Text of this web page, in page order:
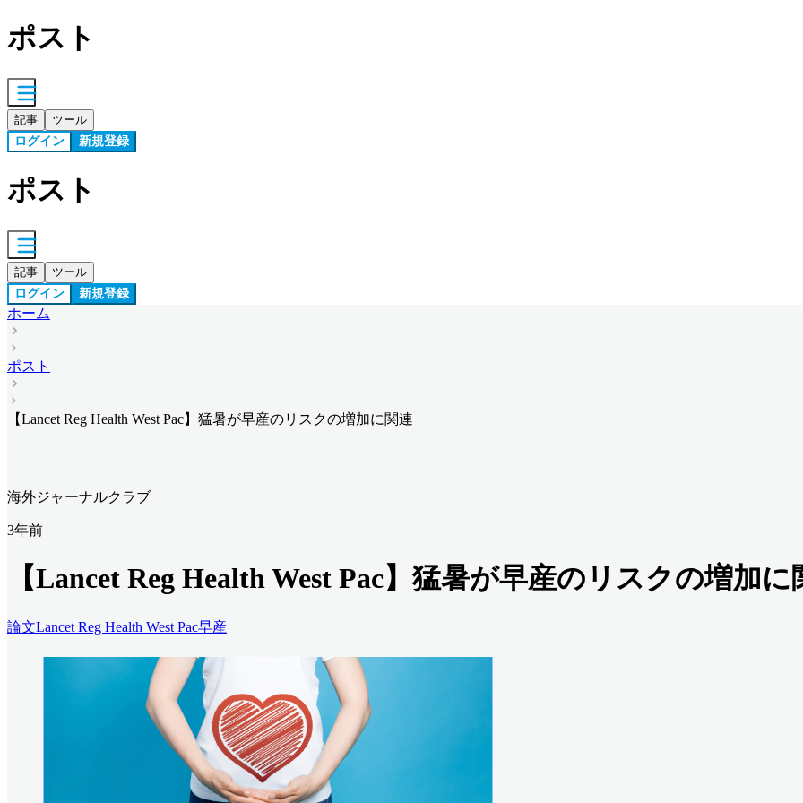
ポスト
記事 ツール
ログイン 新規登録
ポスト
記事 ツール
ログイン 新規登録
ホーム
ポスト
【Lancet Reg Health West Pac】猛暑が早産のリスクの増加に関連
海外ジャーナルクラブ
3年前
【Lancet Reg Health West Pac】猛暑が早産のリスクの増加に
論文Lancet Reg Health West Pac早産